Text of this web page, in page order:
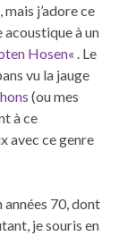
j’adore ce
acoustique à un
Hosen« . Le
vu la jauge
(ou mes
à ce
avec ce genre
70, dont
je souris en